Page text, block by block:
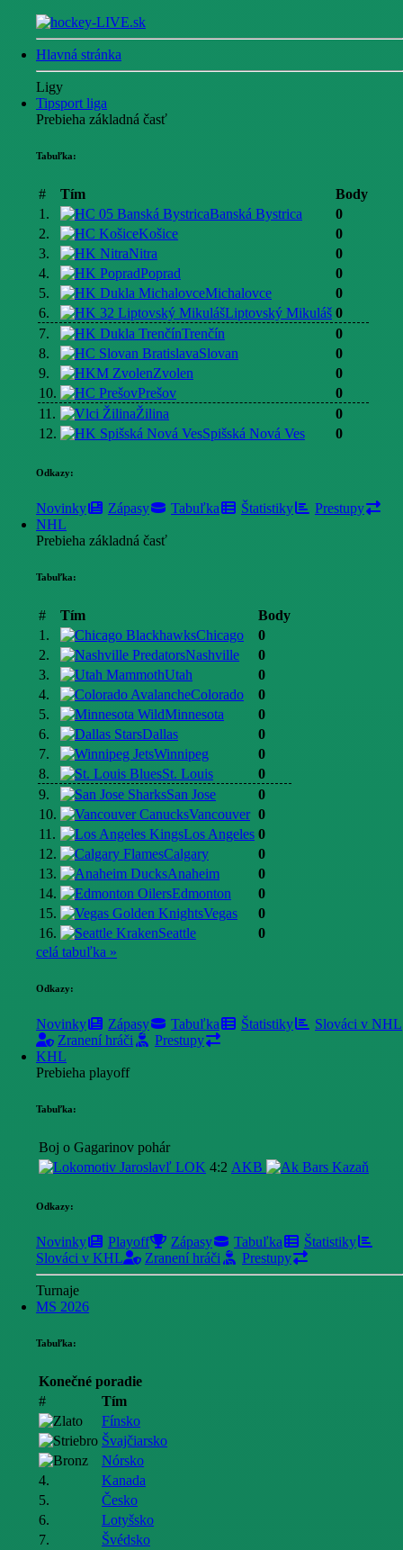
Hlavná stránka
Ligy
Tipsport liga
Prebieha základná časť
Tabuľka:
# Tím
Body
1.
Banská Bystrica
0
2.
Košice
0
3.
Nitra
0
4.
Poprad
0
5.
Michalovce
0
6.
Liptovský Mikuláš 0
7.
Trenčín
0
8.
Slovan
0
9.
Zvolen
0
10.
Prešov
0
11.
Žilina
0
12.
Spišská Nová Ves 0
Odkazy:
Novinky Zápasy Tabuľka Štatistiky
Prestupy
NHL
Prebieha základná časť
Tabuľka:
# Tím
Body
1.
Chicago
0
2.
Nashville
0
3.
Utah
0
4.
Colorado
0
5.
Minnesota
0
6.
Dallas
0
7.
Winnipeg
0
8.
St. Louis
0
9.
San Jose
0
10.
Vancouver 0
11.
Los Angeles 0
12.
Calgary
0
13.
Anaheim
0
14.
Edmonton
0
15.
Vegas
0
16.
Seattle
0
celá tabuľka »
Odkazy:
Novinky Zápasy Tabuľka Štatistiky
Slováci v NHL
Zranení hráči
Prestupy
KHL
Prebieha playoff
Tabuľka:
Boj o Gagarinov pohár
LOK 4:2 AKB
Odkazy:
Novinky Playoff Zápasy Tabuľka
Štatistiky
Slováci v KHL
Zranení hráči Prestupy
Turnaje
MS 2026
Tabuľka:
Konečné poradie
#
Tím
Fínsko
Švajčiarsko
Nórsko
4.
Kanada
5.
Česko
6.
Lotyšsko
7.
Švédsko